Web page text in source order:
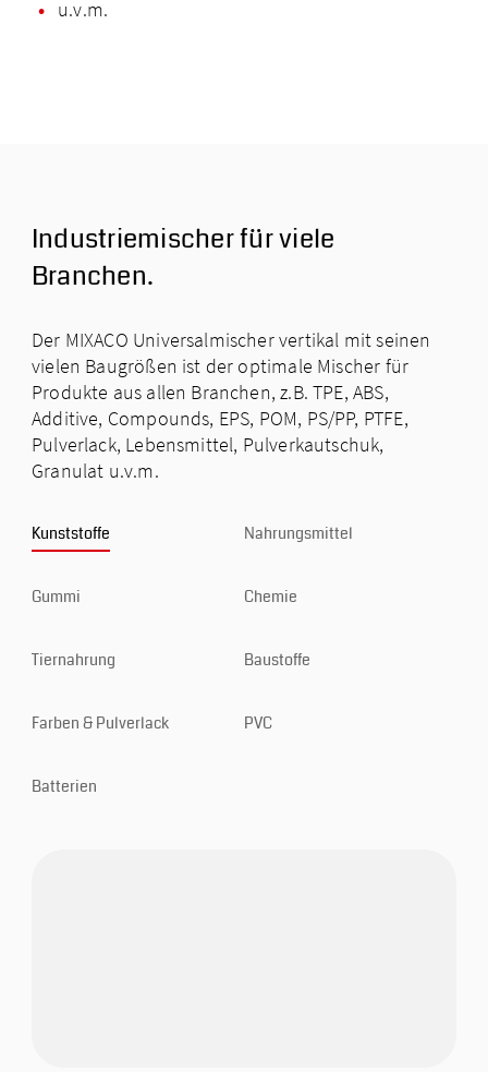
u.v.m.
Industriemischer für viele
Branchen.
Der MIXACO Universal­mischer vertikal mit seinen
vielen Baugrößen ist der optimale Mischer für
Produkte aus allen Branchen, z.B. TPE, ABS,
Additive, Compounds, EPS, POM, PS/PP, PTFE,
Pulverlack, Lebensmittel, Pulverkautschuk,
Granulat u.v.m.
Kunststoffe Nahrungsmittel
Gummi Chemie
Tiernahrung Baustoffe
Farben & Pulverlack PVC
Batterien